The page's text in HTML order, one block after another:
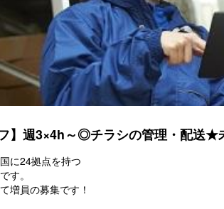
フ】週3×4h～◎チラシの管理・配送
に24拠点を持つ
す。
増員の募集です！